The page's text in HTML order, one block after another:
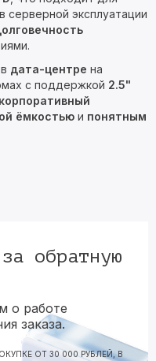
в серверной эксплуатации
дата-центре на
с поддержкой 2.5"
ёмкостью и понятным
обратную
о работе
заказа.
ОТ 30 000 РУБЛЕЙ, В